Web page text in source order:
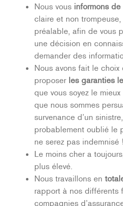
Nous vous informons
claire et non
préalable, afin de vous
une décision en
demander des
Nous avons fait le choix
proposer les garanties
que vous soyez le
que nous sommes
survenance d’un
probablement oublié le
ne serez pas indemnisé !
Le moins cher a
plus élevé.
Nous travaillons en
rapport à nos différents
compagnies